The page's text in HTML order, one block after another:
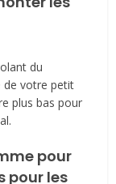
du
de votre petit
plus bas pour
pour
pour les